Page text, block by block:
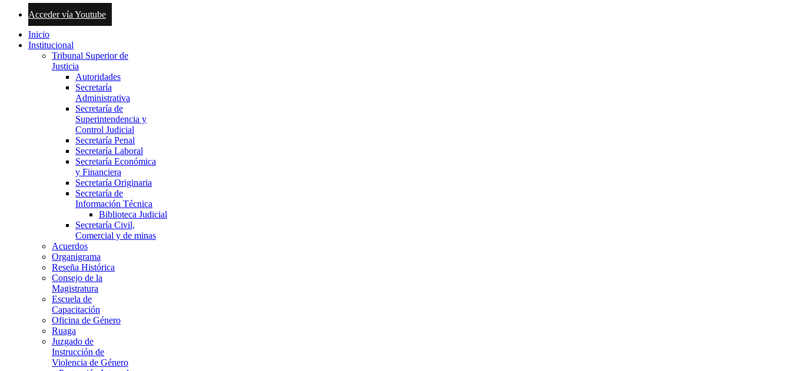
Acceder vía Youtube
Inicio
Institucional
Tribunal Superior de
Justicia
Autoridades
Secretaría
Administrativa
Secretaría de
Superintendencia y
Control Judicial
Secretaría Penal
Secretaría Laboral
Secretaría Económica
y Financiera
Secretaría Originaria
Secretaría de
Información Técnica
Biblioteca Judicial
Secretaría Civil,
Comercial y de minas
Acuerdos
Organigrama
Reseña Histórica
Consejo de la
Magistratura
Escuela de
Capacitación
Oficina de Género
Ruaga
Juzgado de
Instrucción de
Violencia de Género